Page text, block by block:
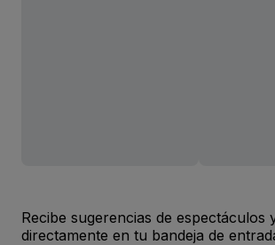
Recibe sugerencias de espectáculos
directamente en tu bandeja de